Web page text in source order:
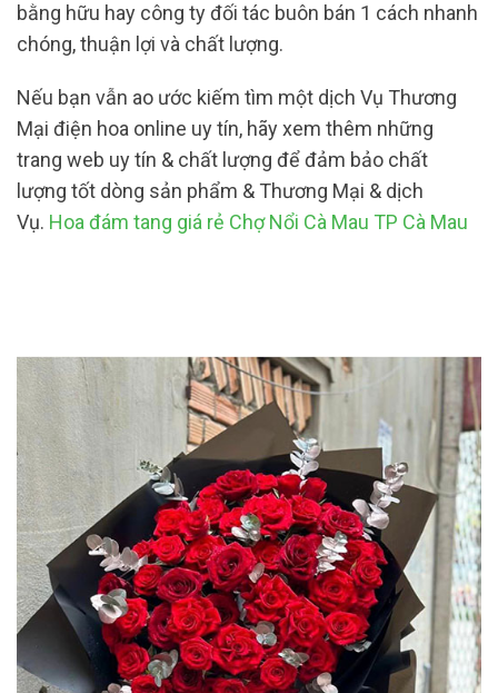
bằng hữu hay công ty đối tác buôn bán 1 cách nhanh
chóng, thuận lợi và chất lượng.
Nếu bạn vẫn ao ước kiếm tìm một dịch Vụ Thương
Mại điện hoa online uy tín, hãy xem thêm những
trang web uy tín & chất lượng để đảm bảo chất
lượng tốt dòng sản phẩm & Thương Mại & dịch
Vụ. Hoa đám tang giá rẻ Chợ Nổi Cà Mau TP Cà Mau